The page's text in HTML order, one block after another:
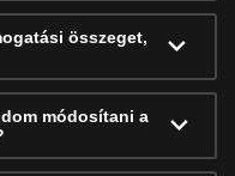
összeget,
módosítani a